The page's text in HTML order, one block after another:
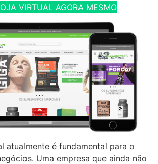
VIRTUAL AGORA MESMO
atualmente é fundamental para o
Uma empresa que ainda não